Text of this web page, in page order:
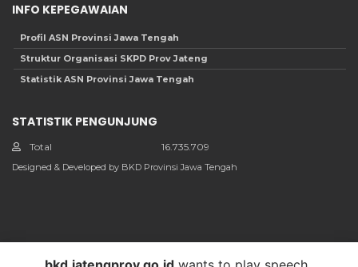
INFO KEPEGAWAIAN
Profil ASN Provinsi Jawa Tengah
Struktur Organisasi SKPD Prov Jateng
Statistik ASN Provinsi Jawa Tengah
STATISTIK PENGUNJUNG
Total 16.735.709
Designed & Developed by BKD Provinsi Jawa Tengah